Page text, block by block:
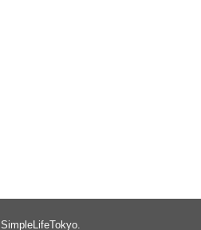
SimpleLifeTokyo